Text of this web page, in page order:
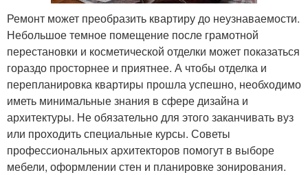
Ремонт может преобразить квартиру до неузнаваемости.
Небольшое темное помещение после грамотной
перестановки и косметической отделки может показаться
гораздо просторнее и приятнее. А чтобы отделка и
перепланировка квартиры прошла успешно, необходимо
иметь минимальные знания в сфере дизайна и
архитектуры. Не обязательно для этого заканчивать вуз
или проходить специальные курсы. Советы
профессиональных архитекторов помогут в выборе
мебели, оформлении стен и планировке зонирования.